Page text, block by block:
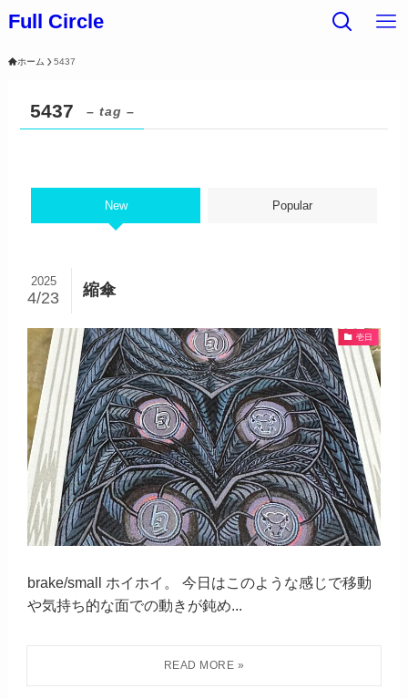
Full Circle
ホーム 5437
5437 – tag –
New Popular
縮傘
2025
4/23
壱日
brake/small ホイホイ。 今日はこのような感じで移動
や気持ち的な面での動きが鈍め...